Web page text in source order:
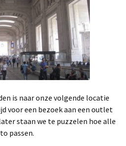
is naar onze volgende locatie
voor een bezoek aan een outlet
staan we te puzzelen hoe alle
passen.